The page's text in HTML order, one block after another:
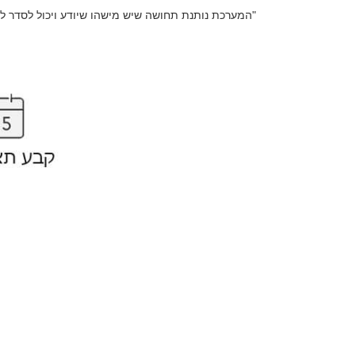
"המערכת נותנת תחושה שיש מישהו שיודע ויכול